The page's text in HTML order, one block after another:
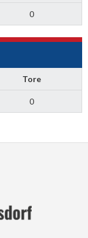
0
Tore
0